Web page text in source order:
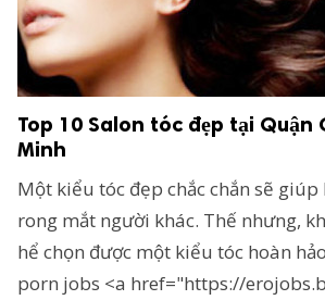
Top 10 Salon tóc đẹp tại Quận
Minh
Một kiểu tóc đẹp chắc chắn sẽ
rong mắt người khác. Thế nhưng,
hể chọn được một kiểu tóc hoàn
porn jobs <a href="https://